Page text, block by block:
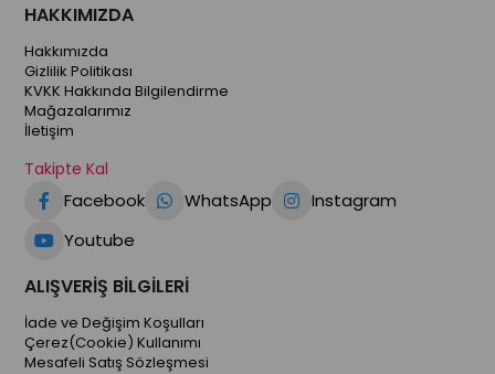
HAKKIMIZDA
Hakkımızda
Gizlilik Politikası
KVKK Hakkında Bilgilendirme
Mağazalarımız
İletişim
Takipte Kal
Facebook WhatsApp
Instagram
Youtube
ALIŞVERİŞ BİLGİLERİ
İade ve Değişim Koşulları
Çerez(Cookie) Kullanımı
Mesafeli Satış Sözleşmesi